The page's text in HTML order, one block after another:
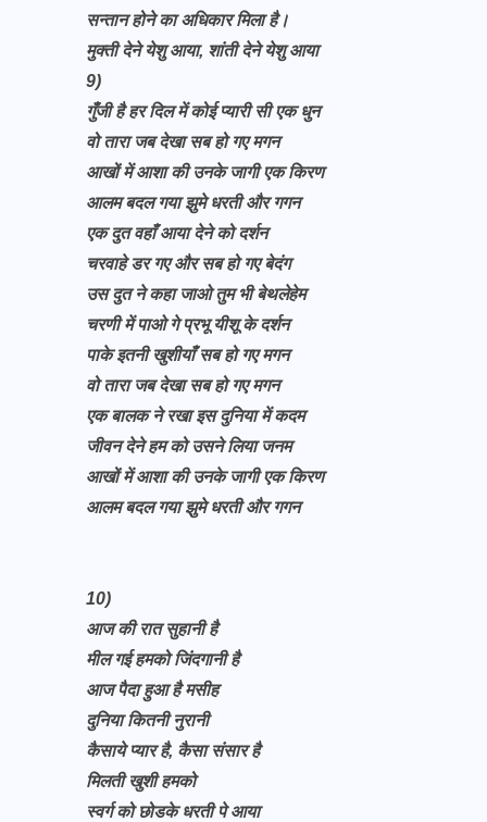
सन्तान होने का अधिकार मिला है।
मुक्ती देने येशु आया, शांती देने येशु आया
9)
गुँजी है हर दिल में कोई प्यारी सी एक धुन
वो तारा जब देखा सब हो गए मगन
आखों में आशा की उनके जागी एक किरण
आलम बदल गया झुमे धरती और गगन
एक दुत वहाँ आया देने को दर्शन
चरवाहे डर गए और सब हो गए बेदंग
उस दुत ने कहा जाओ तुम भी बेथलेहेम
चरणी में पाओ गे प्रभू यीशू के दर्शन
पाके इतनी खुशीयाँ सब हो गए मगन
वो तारा जब देखा सब हो गए मगन
एक बालक ने रखा इस दुनिया में कदम
जीवन देने हम को उसने लिया जनम
आखों में आशा की उनके जागी एक किरण
आलम बदल गया झुमे धरती और गगन
10)
आज की रात सुहानी है
मील गई हमको जिंदगानी है
आज पैदा हुआ है मसीह
दुनिया कितनी नुरानी
कैसाये प्यार है, कैसा संसार है
मिलती खुशी हमको
स्वर्ग को छोडके धरती पे आया